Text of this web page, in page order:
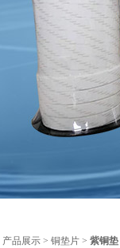
产品展示 > 铜垫片 > 紫铜垫